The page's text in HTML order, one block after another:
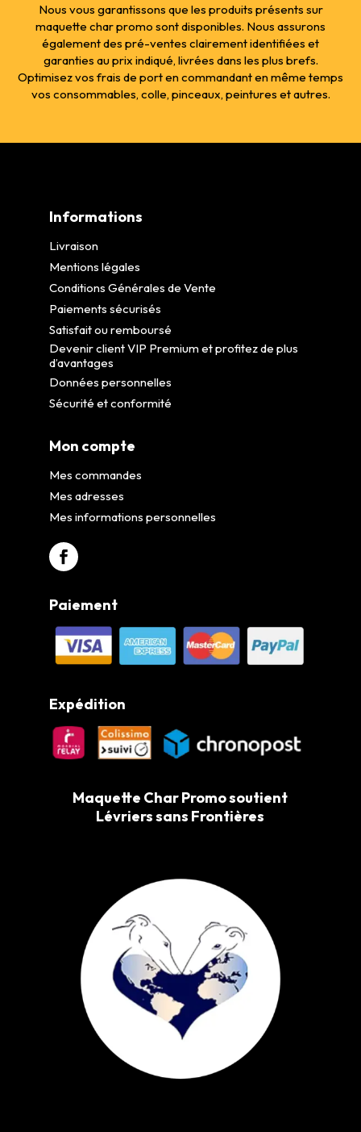
Nous vous garantissons que les produits présents sur
maquette char promo sont disponibles. Nous assurons
également des pré-ventes clairement identifiées et
garanties au prix indiqué, livrées dans les plus brefs.
Optimisez vos frais de port en commandant en même temps
vos consommables, colle, pinceaux, peintures et autres.
Informations
Livraison
Mentions légales
Conditions Générales de Vente
Paiements sécurisés
Satisfait ou remboursé
Devenir client VIP Premium et profitez de plus
d’avantages
Données personnelles
Sécurité et conformité
Mon compte
Mes commandes
Mes adresses
Mes informations personnelles
Paiement
Expédition
Maquette Char Promo soutient
Lévriers sans Frontières